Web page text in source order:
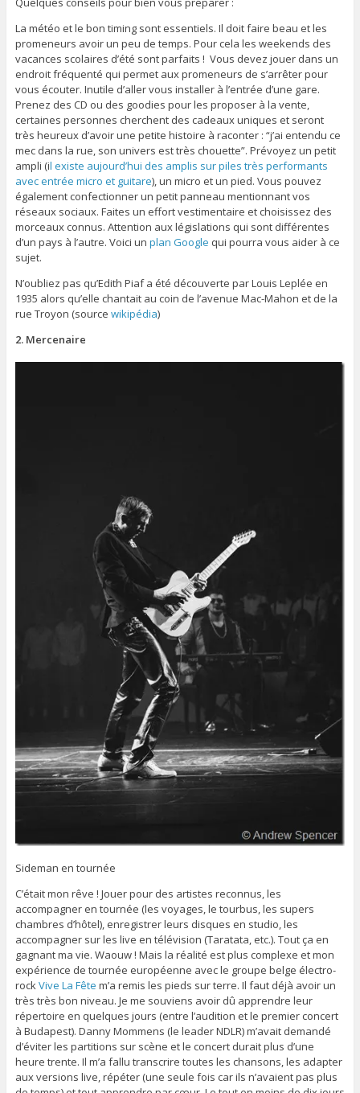
La météo et le bon timing sont essentiels. Il doit faire beau et les
promeneurs avoir un peu de temps. Pour cela les weekends des
vacances scolaires d’été sont parfaits ! Vous devez jouer dans un
endroit fréquenté qui permet aux promeneurs de s’arrêter pour
vous écouter. Inutile d’aller vous installer à l’entrée d’une gare.
Prenez des CD ou des goodies pour les proposer à la vente,
certaines personnes cherchent des cadeaux uniques et seront
très heureux d’avoir une petite histoire à raconter : “j’ai entendu ce
mec dans la rue, son univers est très chouette”. Prévoyez un petit
ampli (il existe aujourd’hui des amplis sur piles très performants
avec entrée micro et guitare), un micro et un pied. Vous pouvez
également confectionner un petit panneau mentionnant vos
réseaux sociaux. Faites un effort vestimentaire et choisissez des
morceaux connus. Attention aux législations qui sont différentes
d’un pays à l’autre. Voici un plan Google qui pourra vous aider à ce
sujet.
N’oubliez pas qu’Edith Piaf a été découverte par Louis Leplée en
1935 alors qu’elle chantait au coin de l’avenue Mac-Mahon et de la
rue Troyon (source wikipédia)
2. Mercenaire
Sideman en tournée
C’était mon rêve ! Jouer pour des artistes reconnus, les
accompagner en tournée (les voyages, le tourbus, les supers
chambres d’hôtel), enregistrer leurs disques en studio, les
accompagner sur les live en télévision (Taratata, etc.). Tout ça en
gagnant ma vie. Waouw ! Mais la réalité est plus complexe et mon
expérience de tournée européenne avec le groupe belge électro-
rockVive La Fête m’a remis les pieds sur terre. Il faut déjà avoir un
très très bon niveau. Je me souviens avoir dû apprendre leur
répertoire en quelques jours (entre l’audition et le premier concert
à Budapest). Danny Mommens (le leader NDLR) m’avait demandé
d’éviter les partitions sur scène et le concert durait plus d’une
heure trente. Il m’a fallu transcrire toutes les chansons, les adapter
aux versions live, répéter (une seule fois car ils n’avaient pas plus